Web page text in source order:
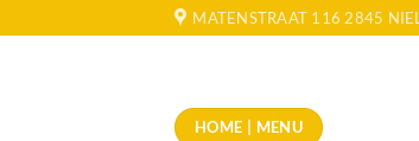
to
MATENSTRAAT 116 2845 NIEL
HOME | MENU